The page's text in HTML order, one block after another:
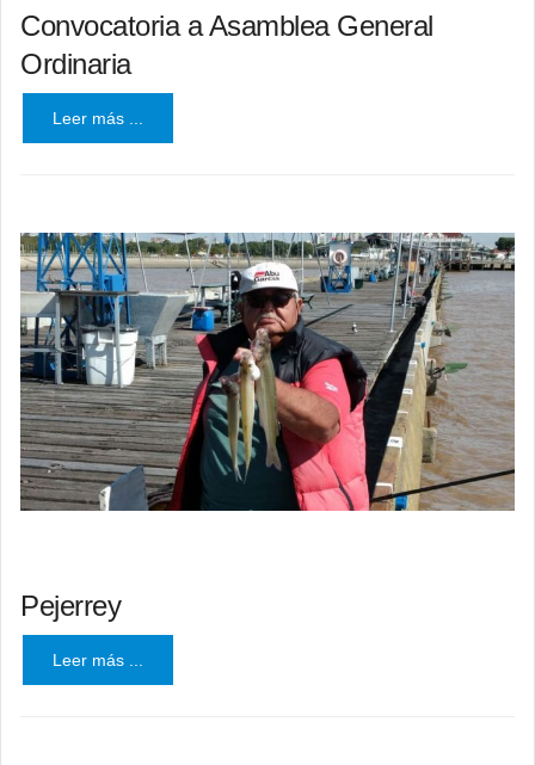
Convocatoria a Asamblea General
Ordinaria
Leer más ...
Pejerrey
Leer más ...